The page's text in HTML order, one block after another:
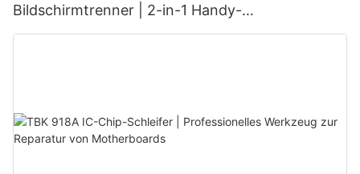
Bildschirmtrenner | 2-in-1 Handy-
Reparaturwerkzeug